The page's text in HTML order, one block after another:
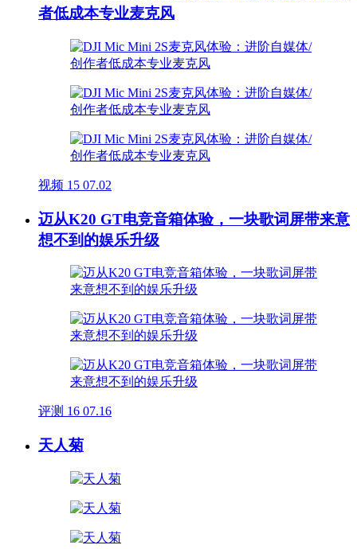
者低成本专业麦克风
视频 15 07.02
迈从K20 GT电竞音箱体验，一块歌词屏带来意
想不到的娱乐升级
评测 16 07.16
天人菊